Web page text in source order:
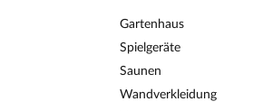
Gartenhaus
Spielgeräte
Saunen
Wandverkleidung